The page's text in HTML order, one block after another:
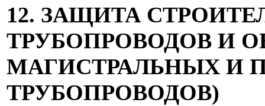
12. ЗАЩИТА
ТРУБОПРОВОДОВ И
МАГИСТРАЛЬНЫХ И
ТРУБОПРОВОДОВ)